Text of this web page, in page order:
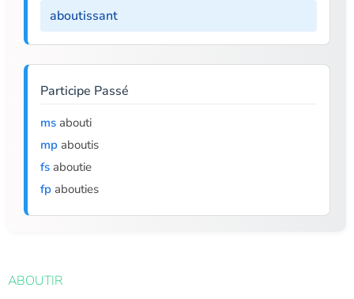
aboutissant
Participe Passé
ms abouti
mp aboutis
fs aboutie
fp abouties
ABOUTIR